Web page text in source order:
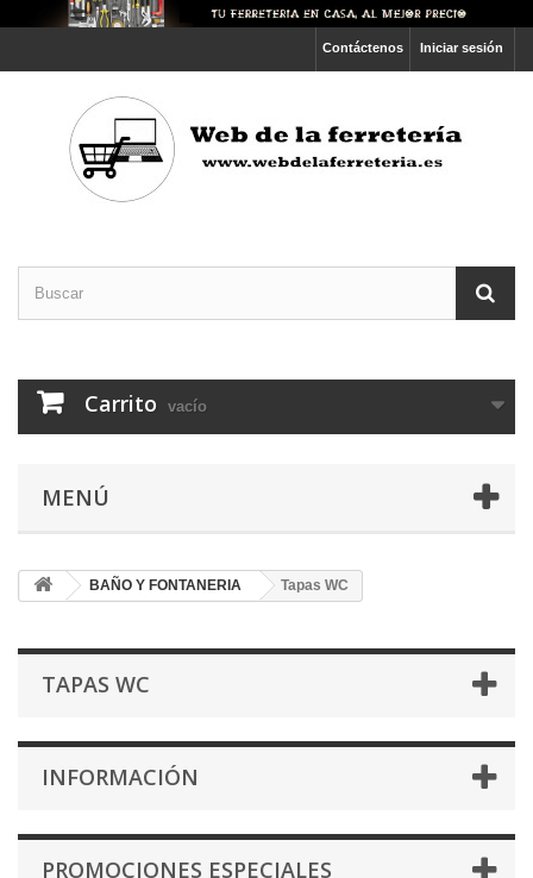
Iniciar sesión
Contáctenos
Carrito vacío
MENÚ
BAÑO Y FONTANERIA Tapas WC
TAPAS WC
INFORMACIÓN
PROMOCIONES ESPECIALES